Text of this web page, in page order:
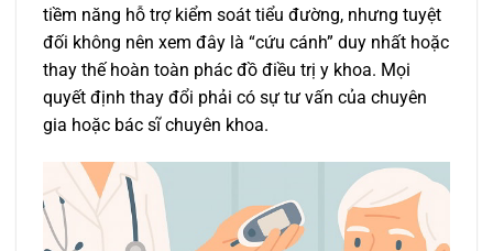
tiềm năng hỗ trợ kiểm soát tiểu đường, nhưng tuyệt
đối không nên xem đây là “cứu cánh” duy nhất hoặc
thay thế hoàn toàn phác đồ điều trị y khoa. Mọi
quyết định thay đổi phải có sự tư vấn của chuyên
gia hoặc bác sĩ chuyên khoa.